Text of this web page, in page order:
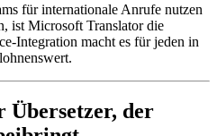
für internationale Anrufe nutzen
ist Microsoft Translator die
Integration macht es für jeden in
der